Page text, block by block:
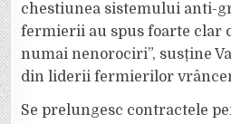
chestiunea sistemului anti-
fermierii au spus foarte clar
numai nenorociri”, susține
din liderii fermierilor
Se prelungesc contractele